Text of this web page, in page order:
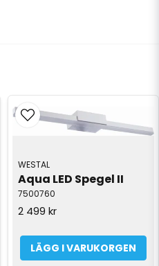
WESTAL
Aqua LED Spegel II
7500760
2 499 kr
LÄGG I VARUKORGEN